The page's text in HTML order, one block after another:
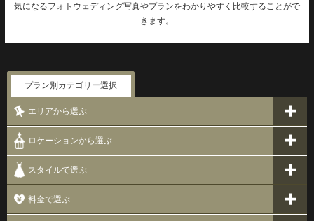
気になるフォトウェディング写真やプランをわかりやすく比較することがで
きます。
プラン別カテゴリー選択
エリアから選ぶ
ロケーションから選ぶ
スタイルで選ぶ
料金で選ぶ